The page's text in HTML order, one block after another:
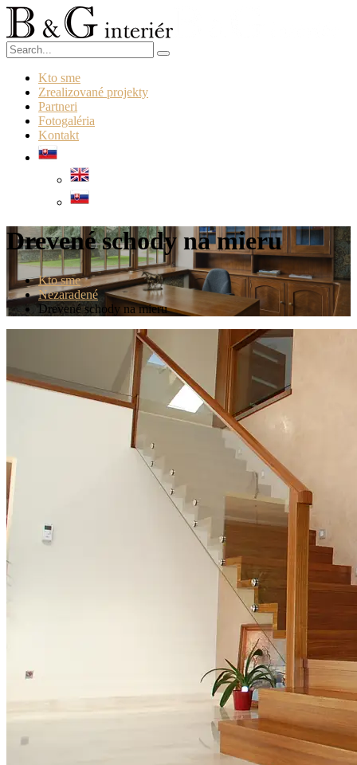
Kto sme
Zrealizované projekty
Partneri
Fotogaléria
Kontakt
Drevené schody na mieru
Kto sme
Nezaradené
Drevené schody na mieru